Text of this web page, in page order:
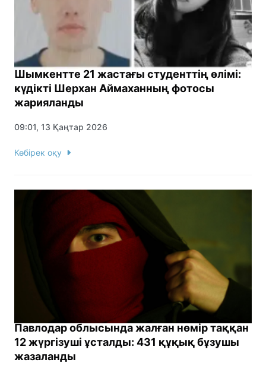
Шымкентте 21 жастағы студенттің өлімі:
күдікті Шерхан Аймаханның фотосы
жарияланды
09:01, 13 Қаңтар 2026
Көбірек оқу
Павлодар облысында жалған нөмір таққан
12 жүргізуші ұсталды: 431 құқық бұзушы
жазаланды